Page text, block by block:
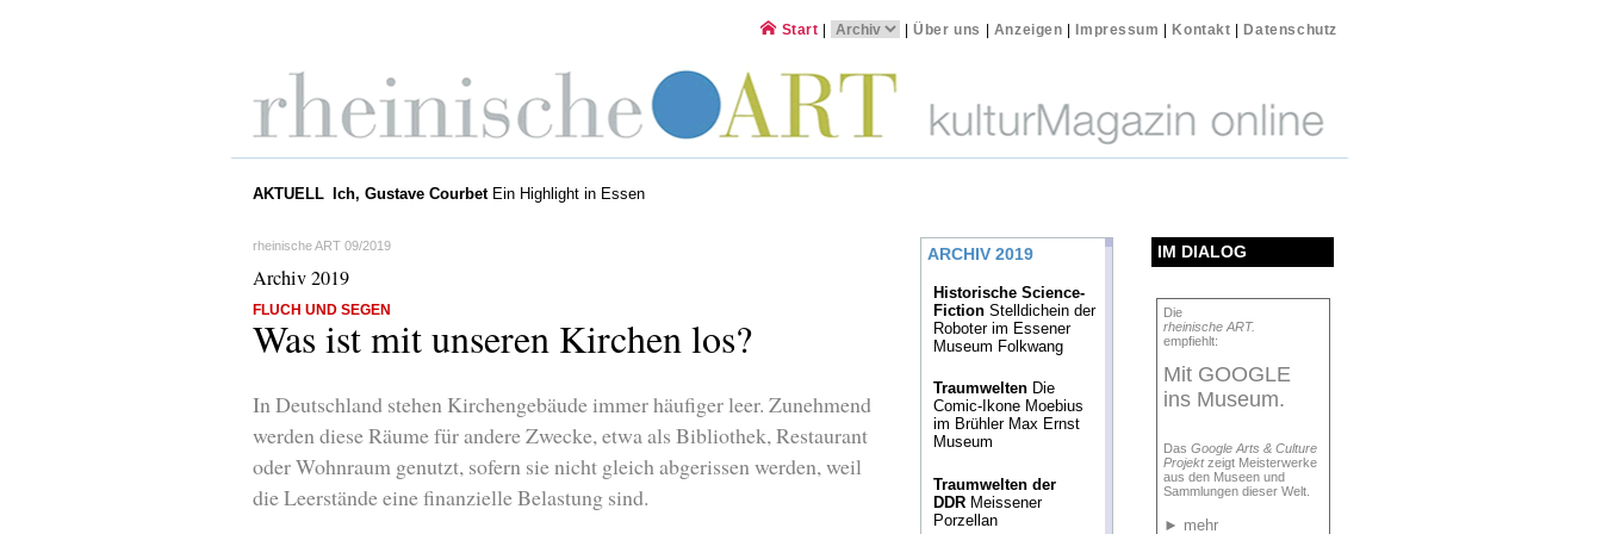
Start |Über uns Anzeigen Impressum Kontakt Datenschutz
AKTUELL Ich, Gustave CourbetEin Highlight in Essen
rheinische ART 09/2019
Archiv 2019
FLUCH UND SEGEN
Was ist mit unseren Kirchen los?
In Deutschland stehen Kirchengebäude immer häufiger leer. Zunehmend
werden diese Räume für andere Zwecke, etwa als Bibliothek, Restaurant
oder Wohnraum genutzt, sofern sie nicht gleich abgerissen werden, weil
die Leerstände eine finanzielle Belastung sind.
IM DIALOG
Die
rheinische ART.
empfiehlt:
Mit GOOGLE
ins Museum.
Das Google Arts & Culture
Projektzeigt Meisterwerke
aus den Museen und
Sammlungen dieser Welt.
► mehr
ARCHIV 2019
Historische Science-
Fiction Stelldichein der
Roboter im Essener
Museum Folkwang
Traumwelten Die
Comic-Ikone Moebius
im Brühler Max Ernst
Museum
Traumwelten der
DDR Meissener
Porzellan